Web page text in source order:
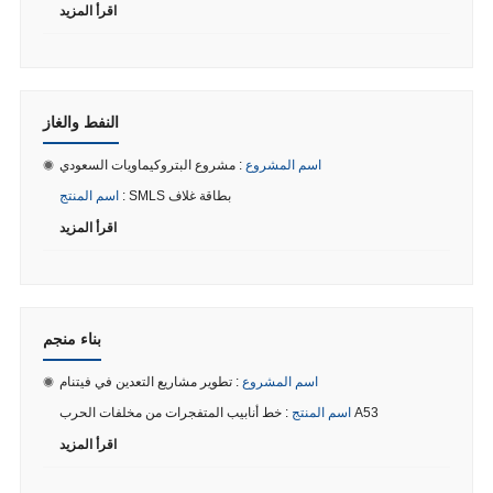
اقرأ المزيد
النفط والغاز
اسم المشروع : مشروع البتروكيماويات السعودي
اسم المنتج
: SMLS بطاقة غلاف
اقرأ المزيد
بناء منجم
اسم المشروع : تطوير مشاريع التعدين في فيتنام
اسم المنتج : خط أنابيب المتفجرات من مخلفات الحرب A53
اقرأ المزيد